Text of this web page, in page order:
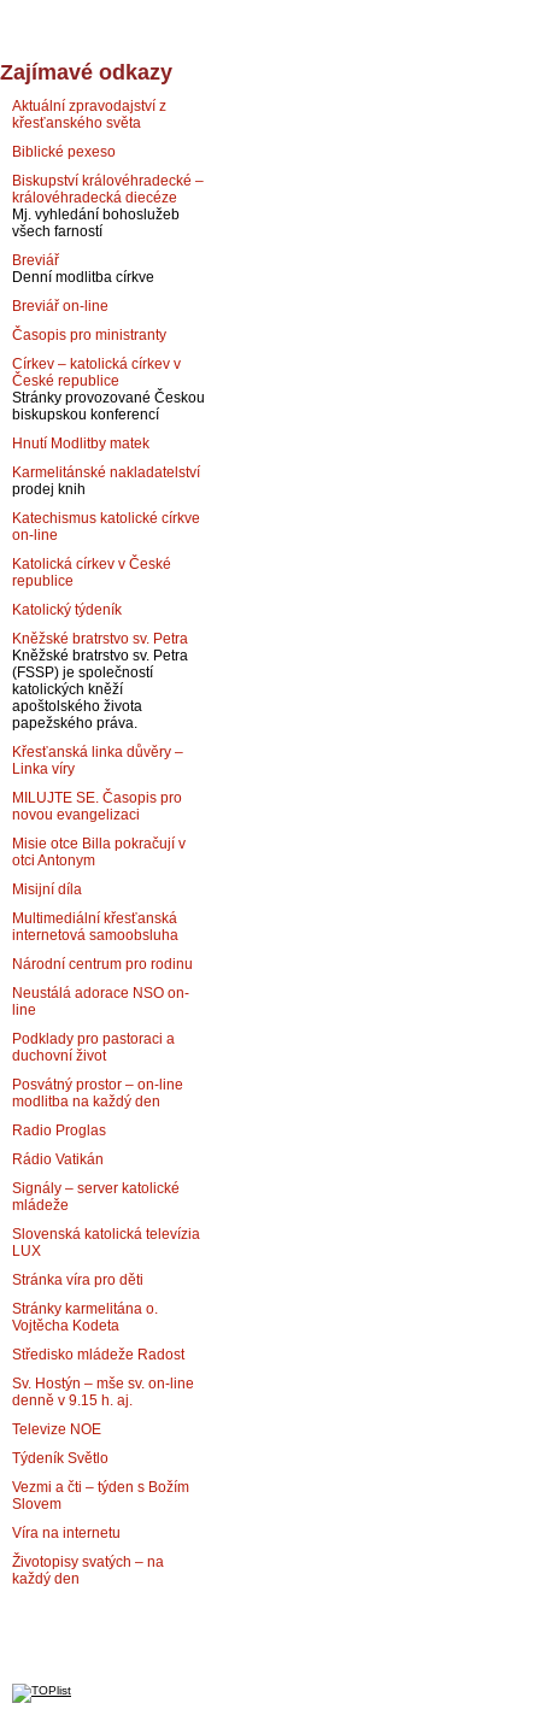
Zajímavé odkazy
Aktuální zpravodajství z
křesťanského světa
Biblické pexeso
Biskupství královéhradecké –
královéhradecká diecéze
Mj. vyhledání bohoslužeb
všech farností
Breviář
Denní modlitba církve
Breviář on-line
Časopis pro ministranty
Církev – katolická církev v
České republice
Stránky provozované Českou
biskupskou konferencí
Hnutí Modlitby matek
Karmelitánské nakladatelství
prodej knih
Katechismus katolické církve
on-line
Katolická církev v České
republice
Katolický týdeník
Kněžské bratrstvo sv. Petra
Kněžské bratrstvo sv. Petra
(FSSP) je společností
katolických kněží
apoštolského života
papežského práva.
Křesťanská linka důvěry –
Linka víry
MILUJTE SE. Časopis pro
novou evangelizaci
Misie otce Billa pokračují v
otci Antonym
Misijní díla
Multimediální křesťanská
internetová samoobsluha
Národní centrum pro rodinu
Neustálá adorace NSO on-
line
Podklady pro pastoraci a
duchovní život
Posvátný prostor – on-line
modlitba na každý den
Radio Proglas
Rádio Vatikán
Signály – server katolické
mládeže
Slovenská katolická televízia
LUX
Stránka víra pro děti
Stránky karmelitána o.
Vojtěcha Kodeta
Středisko mládeže Radost
Sv. Hostýn – mše sv. on-line
denně v 9.15 h. aj.
Televize NOE
Týdeník Světlo
Vezmi a čti – týden s Božím
Slovem
Víra na internetu
Životopisy svatých – na
každý den